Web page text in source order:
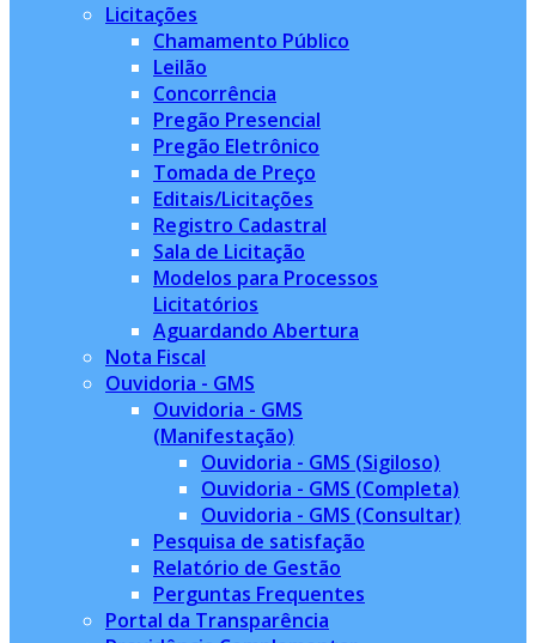
Licitações
Chamamento Público
Leilão
Concorrência
Pregão Presencial
Pregão Eletrônico
Tomada de Preço
Editais/Licitações
Registro Cadastral
Sala de Licitação
Modelos para Processos
Licitatórios
Aguardando Abertura
Nota Fiscal
Ouvidoria - GMS
Ouvidoria - GMS
(Manifestação)
Ouvidoria - GMS (Sigiloso)
Ouvidoria - GMS (Completa)
Ouvidoria - GMS (Consultar)
Pesquisa de satisfação
Relatório de Gestão
Perguntas Frequentes
Portal da Transparência